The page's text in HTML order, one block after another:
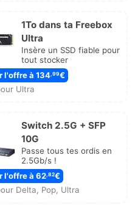
1To dans ta Freebox
Ultra
Insère un SSD fiable pour
tout stocker
l'offre à 134 ,99€
Ultra
Switch 2.5G + SFP
10G
Passe tous tes ordis en
2.5Gb/s !
l'offre à 62,82€
Delta, Pop, Ultra